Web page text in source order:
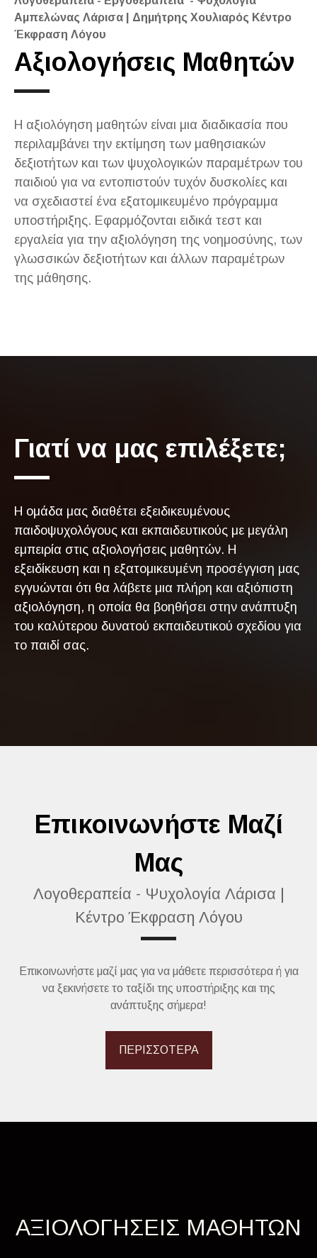
Αμπελώνας Λάρισα | Δημήτρης Χουλιαρός Κέντρο
Έκφραση Λόγου
Αξιολογήσεις Μαθητών
Η αξιολόγηση μαθητών είναι μια διαδικασία που
περιλαμβάνει την εκτίμηση των μαθησιακών
δεξιοτήτων και των ψυχολογικών παραμέτρων του
παιδιού για να εντοπιστούν τυχόν δυσκολίες και
να σχεδιαστεί ένα εξατομικευμένο πρόγραμμα
υποστήριξης. Εφαρμόζονται ειδικά τεστ και
εργαλεία για την αξιολόγηση της νοημοσύνης, των
γλωσσικών δεξιοτήτων και άλλων παραμέτρων
της μάθησης.
Γιατί να μας επιλέξετε;
Η ομάδα μας διαθέτει εξειδικευμένους
παιδοψυχολόγους και εκπαιδευτικούς με μεγάλη
εμπειρία στις αξιολογήσεις μαθητών. Η
εξειδίκευση και η εξατομικευμένη προσέγγιση μας
εγγυώνται ότι θα λάβετε μια πλήρη και αξιόπιστη
αξιολόγηση, η οποία θα βοηθήσει στην ανάπτυξη
του καλύτερου δυνατού εκπαιδευτικού σχεδίου για
το παιδί σας.
Επικοινωνήστε Μαζί
Μας
Λογοθεραπεία - Ψυχολογία Λάρισα |
Κέντρο Έκφραση Λόγου
Επικοινωνήστε μαζί μας για να μάθετε περισσότερα ή για
να ξεκινήσετε το ταξίδι της υποστήριξης και της
ανάπτυξης σήμερα!
ΠΕΡΙΣΣΟΤΕΡΑ
ΑΞΙΟΛΟΓΗΣΕΙΣ ΜΑΘΗΤΩΝ